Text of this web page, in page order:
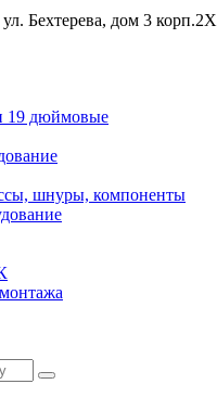
ул. Бехтерева, дом 3
19 дюймовые
шнуры, компоненты